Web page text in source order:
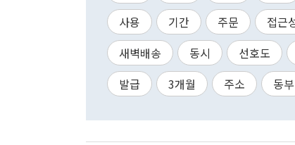
사용
기간 주문 접근
새벽배송
동시 선호도
발급
3개월 주소 동부